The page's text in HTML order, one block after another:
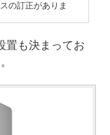
の訂正がありま
置も決まってお